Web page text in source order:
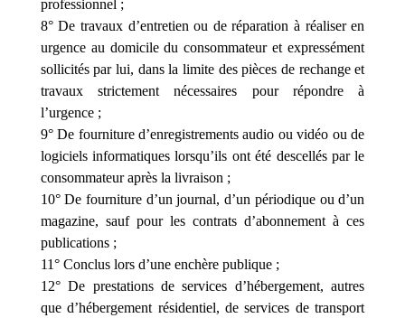
professionnel ;
8° De travaux d’entretien ou de réparation à réaliser en
urgence au domicile du consommateur et expressément
sollicités par lui, dans la limite des pièces de rechange et
travaux strictement nécessaires pour répondre à
l’urgence ;
9° De fourniture d’enregistrements audio ou vidéo ou de
logiciels informatiques lorsqu’ils ont été descellés par le
consommateur après la livraison ;
10° De fourniture d’un journal, d’un périodique ou d’un
magazine, sauf pour les contrats d’abonnement à ces
publications ;
11° Conclus lors d’une enchère publique ;
12° De prestations de services d’hébergement, autres
que d’hébergement résidentiel, de services de transport